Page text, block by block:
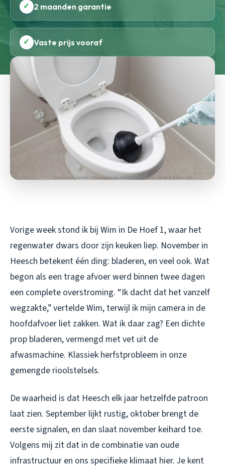
✓ 2 maanden garantie
✓ Vaste prijs vooraf
Vorige week stond ik bij Wim in De Hoef 1, waar het
regenwater dwars door zijn keuken liep. November in
Heesch betekent één ding: bladeren, en veel ook. Wat
begon als een trage afvoer werd binnen twee dagen
een complete overstroming. “Ik dacht dat het vanzelf
wegzakte,” vertelde Wim, terwijl ik mijn camera in de
hoofdafvoer liet zakken. Wat ik daar zag? Een dichte
prop bladeren, vermengd met vet uit de
afwasmachine. Klassiek herfstprobleem in onze
gemengde rioolstelsels.
De waarheid is dat Heesch elk jaar hetzelfde patroon
laat zien. September lijkt rustig, oktober brengt de
eerste signalen, en dan slaat november keihard toe.
Volgens mij zit dat in de combinatie van oude
infrastructuur en ons specifieke klimaat hier. Je kent